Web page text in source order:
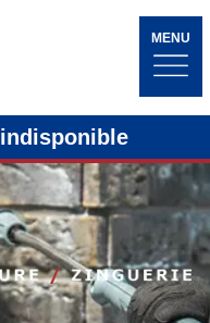
MENU
indisponible